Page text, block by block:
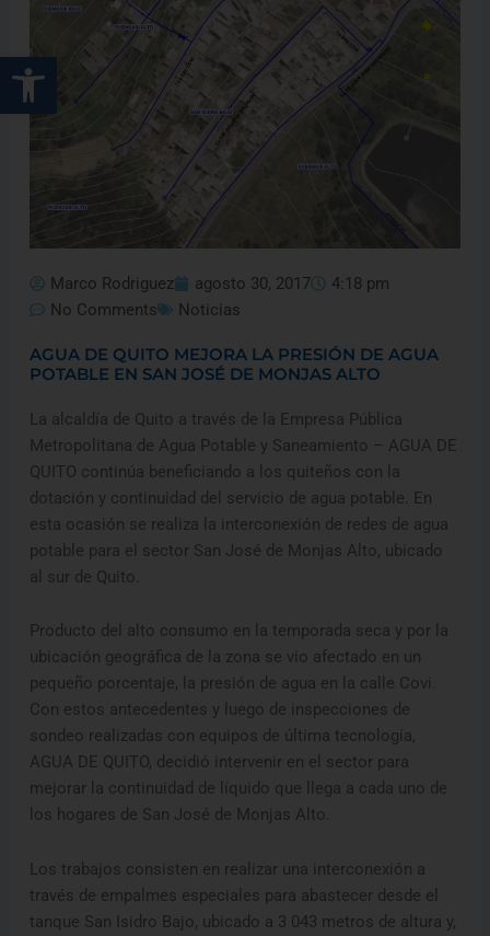
Abrir barra de herramientas
Marco Rodriguez agosto 30, 2017
4:18 pm
No Comments
Noticias
AGUA DE QUITO MEJORA LA PRESIÓN DE AGUA
POTABLE EN SAN JOSÉ DE MONJAS ALTO
La alcaldía de Quito a través de la Empresa Pública
Metropolitana de Agua Potable y Saneamiento – AGUA DE
QUITO continúa beneficiando a los quiteños con la
dotación y continuidad del servicio de agua potable. En
esta ocasión se realiza la interconexión de redes de agua
potable para el sector San José de Monjas Alto, ubicado
al sur de Quito.
Producto del alto consumo en la temporada seca y por la
ubicación geográfica de la zona se vio afectado en un
pequeño porcentaje, la presión de agua en la calle Covi.
Con estos antecedentes y luego de inspecciones de
sondeo realizadas con equipos de última tecnología,
AGUA DE QUITO, decidió intervenir en el sector para
mejorar la continuidad de líquido que llega a cada uno de
los hogares de San José de Monjas Alto.
Los trabajos consisten en realizar una interconexión a
través de empalmes especiales para abastecer desde el
tanque San Isidro Bajo, ubicado a 3 043 metros de altura y,